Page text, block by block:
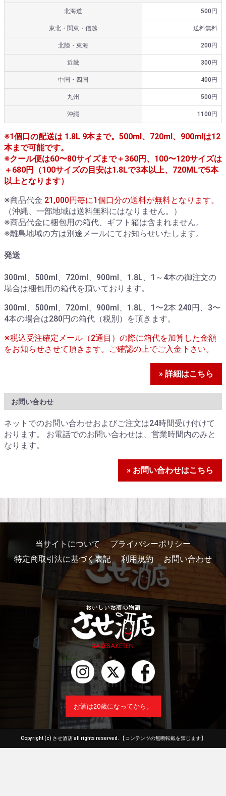
北海道 500円
東北・関東・信越 送料無料
北陸・東海 200円
近畿 300円
中国・四国 400円
九州 500円
沖縄 1100円
※1個口の配送は 1.8L 9本まで。500ml、720ml、900mlは12
本まで可能です。
※クール便は60〜80サイズまで＋360円、100〜120サイズは
＋680円（100サイズの目安は1.8Lで3本以上、720MLで5本
以上となります）
※商品代金 21,000円毎に1個口分の送料が無料となります。
（沖縄、一部地域は送料無料にはなりません。）
※商品代金に梱包用の箱代、ギフト箱は含まれません。
※離島地域の方は別途メールにてお知らせいたします。
発送
300ml、500ml、720ml、900ml、1.8L、1～4本の御注文の
場合は梱包用の箱代を頂いております。
300ml、500ml、720ml、900ml、1.8L、1〜2本 240円、3〜
4本の場合は280円の箱代（税別）を頂きます。
※税込受注確定メール（2通目）の際に箱代を加算した金額
をお知らせさせて頂きます。ご確認の上でご入金下さい。
» 詳細はこちら
お問い合わせ
ネットでのお問い合わせおよびご注文は24時間受け付けて
おります。 お電話でのお問い合わせは、営業時間内のみと
なります。
» お問い合わせはこちら
当サイトについて
プライバシーポリシー
特定商取引法に基づく表記
利用規約 お問い合わせ
お酒は20歳になってから。
Copyright (c) させ酒店 all rights reserved. 【コンテンツの無断転載を禁じます】